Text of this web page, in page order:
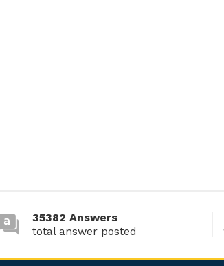
35382 Answers
total answer posted